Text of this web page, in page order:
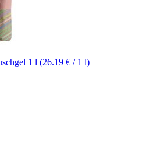
1 l (26.19 € / 1 l)